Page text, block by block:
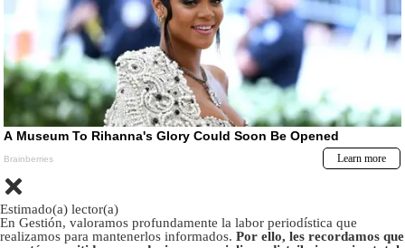
Estimado(a) lector(a)
En Gestión, valoramos profundamente la labor periodística que
realizamos para mantenerlos informados. Por ello, les recordamos que